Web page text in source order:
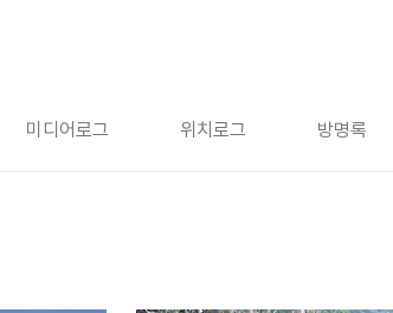
미디어로그 위치로그 방명록